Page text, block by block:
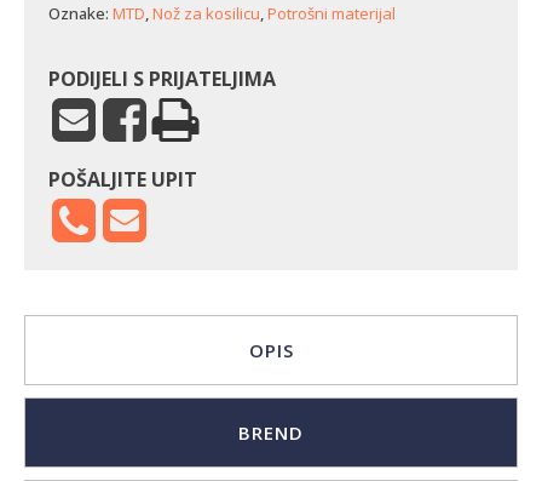
Oznake: MTD,Nož za kosilicu,Potrošni materijal
PODIJELI S PRIJATELJIMA
POŠALJITE UPIT
OPIS
BREND